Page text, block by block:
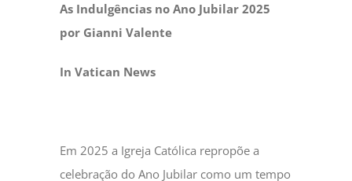
As Indulgências no Ano Jubilar 2025
por Gianni Valente
In Vatican News
Em 2025 a Igreja Católica repropõe a
celebração do Ano Jubilar como um tempo